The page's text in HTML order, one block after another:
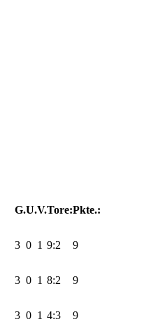
G.U.V.Tore:Pkte.:
3 0 1 9:2 9
3 0 1 8:2 9
3 0 1 4:3 9